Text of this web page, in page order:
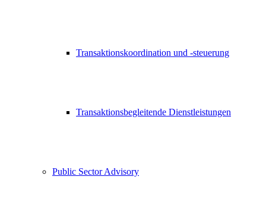
Transaktionskoordination und -steuerung
Transaktionsbegleitende Dienstleistungen
Public Sector Advisory